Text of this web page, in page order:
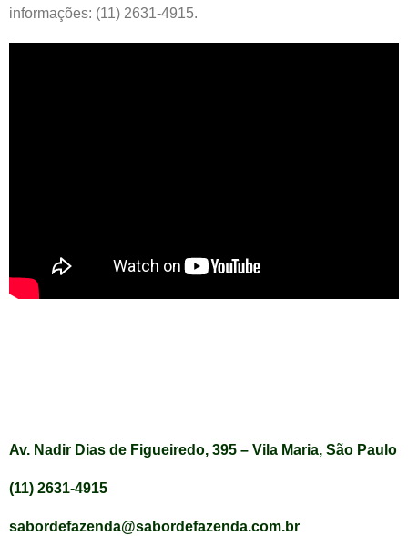
informações: (11) 2631-4915.
Av. Nadir Dias de Figueiredo, 395 – Vila Maria, São Paulo
(11) 2631-4915
sabordefazenda@sabordefazenda.com.br